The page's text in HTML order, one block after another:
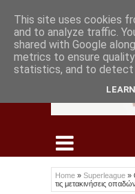
Home » Superleague »
τις μετακινήσεις οπαδών
This site uses cookies
and to analyze traffic.
shared with Google
metrics to ensure
statistics, and to detect